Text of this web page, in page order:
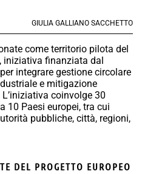
GIULIA GALLIANO SACCHETTO
come territorio pilota del
, iniziativa finanziata dal
integrare gestione circolare
e mitigazione
coinvolge 30
10 Paesi europei, tra cui
pubbliche, città, regioni,
DEL PROGETTO EUROPEO